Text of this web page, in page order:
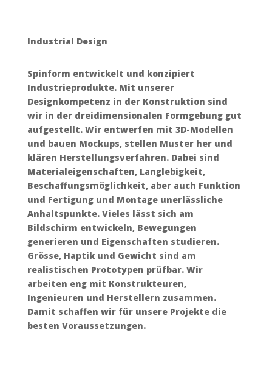
Industrial Design
Spinform entwickelt und konzipiert
Industrieprodukte. Mit unserer
Designkompetenz in der Konstruktion sind
wir in der dreidimensionalen Formgebung gut
aufgestellt. Wir entwerfen mit 3D-Modellen
und bauen Mockups, stellen Muster her und
klären Herstellungsverfahren. Dabei sind
Materialeigenschaften, Langlebigkeit,
Beschaffungsmöglichkeit, aber auch Funktion
und Fertigung und Montage unerlässliche
Anhaltspunkte. Vieles lässt sich am
Bildschirm entwickeln, Bewegungen
generieren und Eigenschaften studieren.
Grösse, Haptik und Gewicht sind am
realistischen Prototypen prüfbar. Wir
arbeiten eng mit Konstrukteuren,
Ingenieuren und Herstellern zusammen.
Damit schaffen wir für unsere Projekte die
besten Voraussetzungen.